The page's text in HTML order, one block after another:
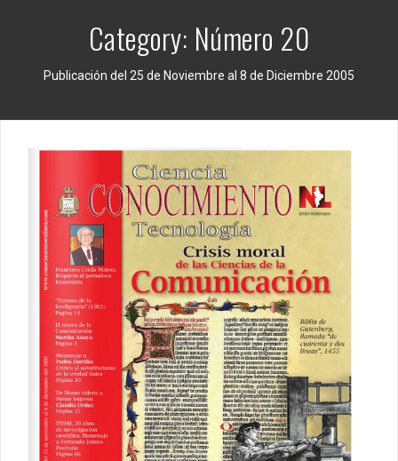
Category: Número 20
Publicación del 25 de Noviembre al 8 de Diciembre 2005